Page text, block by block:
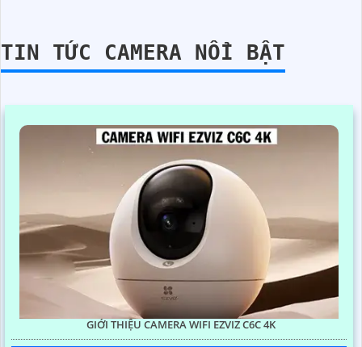
TIN TỨC CAMERA NỔI BẬT
GIỚI THIỆU CAMERA WIFI EZVIZ C6C 4K